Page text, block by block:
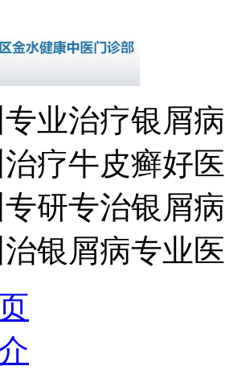
业治疗银屑
疗牛皮癣好
研专治银屑
银屑病专业